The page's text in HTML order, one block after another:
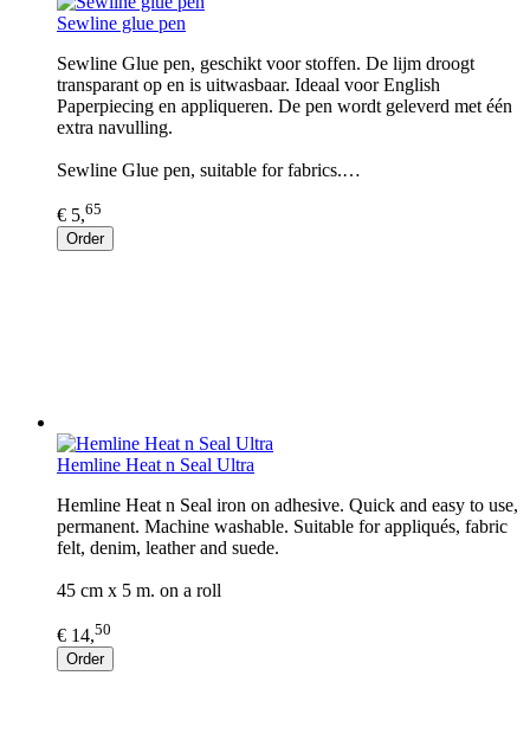
Sewline glue pen
Sewline Glue pen, geschikt voor stoffen. De lijm droogt
transparant op en is uitwasbaar. Ideaal voor English
Paperpiecing en appliqueren. De pen wordt geleverd met één
extra navulling.
Sewline Glue pen, suitable for fabrics.…
€ 5,65
Order
Hemline Heat n Seal Ultra
Hemline Heat n Seal iron on adhesive. Quick and easy to use,
permanent. Machine washable. Suitable for appliqués, fabric
felt, denim, leather and suede.
45 cm x 5 m. on a roll
€ 14,50
Order